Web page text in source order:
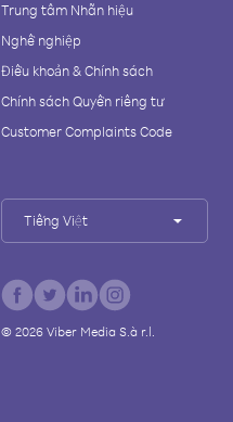
Trung tâm Nhãn hiệu
Nghề nghiệp
Điều khoản & Chính sách
Chính sách Quyền riêng tư
Customer Complaints Code
Tiếng Việt
© 2026Viber Media S.à r.l.